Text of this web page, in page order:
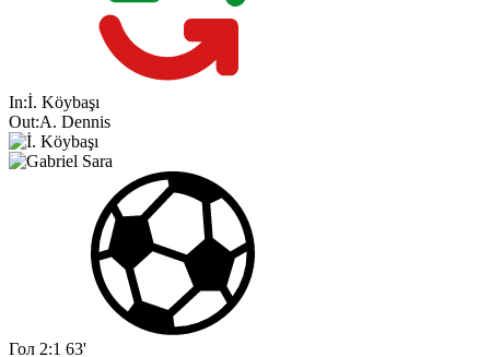
In:İ. Köybaşı
Out:A. Dennis
Гол 2:1 63'